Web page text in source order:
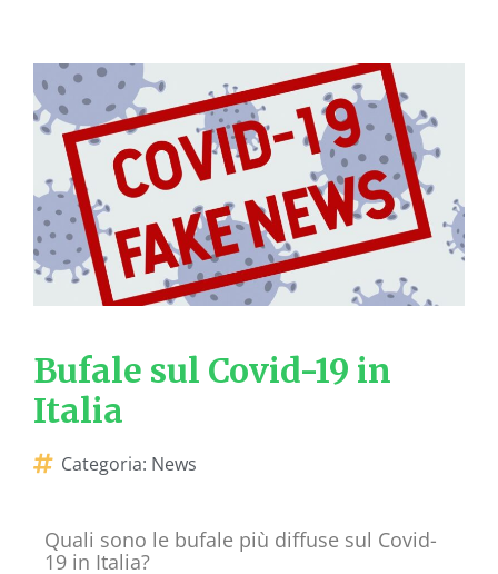
Bufale sul Covid-19 in
Italia
Categoria: News
Quali sono le bufale più diffuse sul Covid-
19 in Italia?